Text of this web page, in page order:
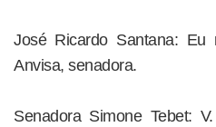
José Ricardo Santana:
Anvisa, senadora.
Senadora Simone Tebet: